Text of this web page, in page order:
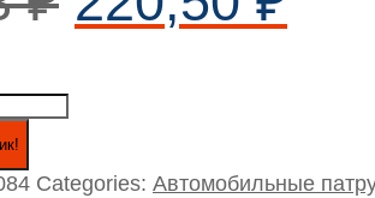
Categories: Автомобильные